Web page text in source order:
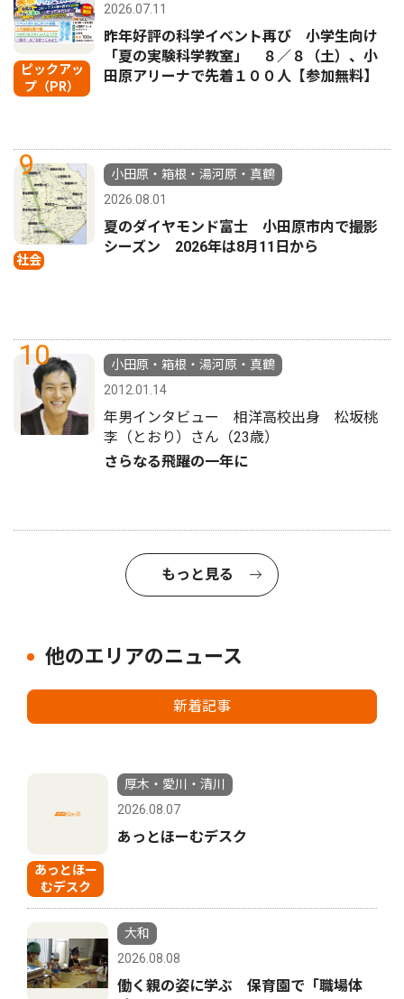
ピックアッ
プ（PR）
2026.07.11
昨年好評の科学イベント再び 小学生向け
「夏の実験科学教室」 ８／８（土）、小
田原アリーナで先着１００人【参加無料】
9
社会
小田原・箱根・湯河原・真鶴
2026.08.01
夏のダイヤモンド富士 小田原市内で撮影
シーズン 2026年は8月11日から
10
小田原・箱根・湯河原・真鶴
2012.01.14
年男インタビュー 相洋高校出身 松坂桃
李（とおり）さん（23歳）
さらなる飛躍の一年に
もっと見る
他のエリアのニュース
新着記事
あっとほー
むデスク
厚木・愛川・清川
2026.08.07
あっとほーむデスク
大和
2026.08.08
働く親の姿に学ぶ 保育園で「職場体